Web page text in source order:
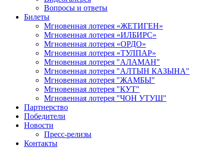
Вопросы и ответы
Билеты
Мгновенная лотерея «ЖЕТИГЕН»
Мгновенная лотерея «ИЛБИРС»
Мгновенная лотерея «ОРДО»
Мгновенная лотерея «ТУЛПАР»
Мгновенная лотерея "АЛАМАН"
Мгновенная лотерея "АЛТЫН КАЗЫНА"
Мгновенная лотерея "ЖАМБЫ"
Мгновенная лотерея "КУТ"
Мгновенная лотерея "ЧОН УТУШ"
Партнерство
Победители
Новости
Пресс-релизы
Контакты